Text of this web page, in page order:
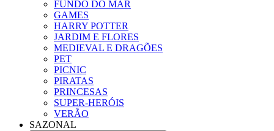
FUNDO DO MAR
GAMES
HARRY POTTER
JARDIM E FLORES
MEDIEVAL E DRAGÕES
PET
PICNIC
PIRATAS
PRINCESAS
SUPER-HERÓIS
VERÃO
SAZONAL